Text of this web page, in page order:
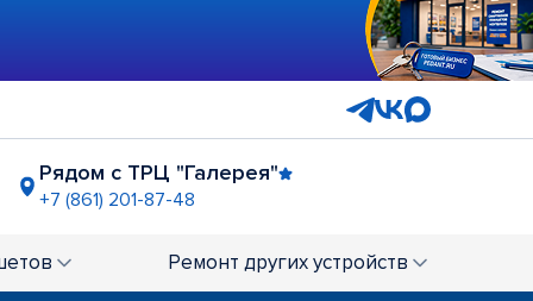
Рядом с ТРЦ "Галерея"
+7 (861) 201-87-48
+7 (861) 211-62-99
мкр. 40 лет Победы
Ремонт других устройств